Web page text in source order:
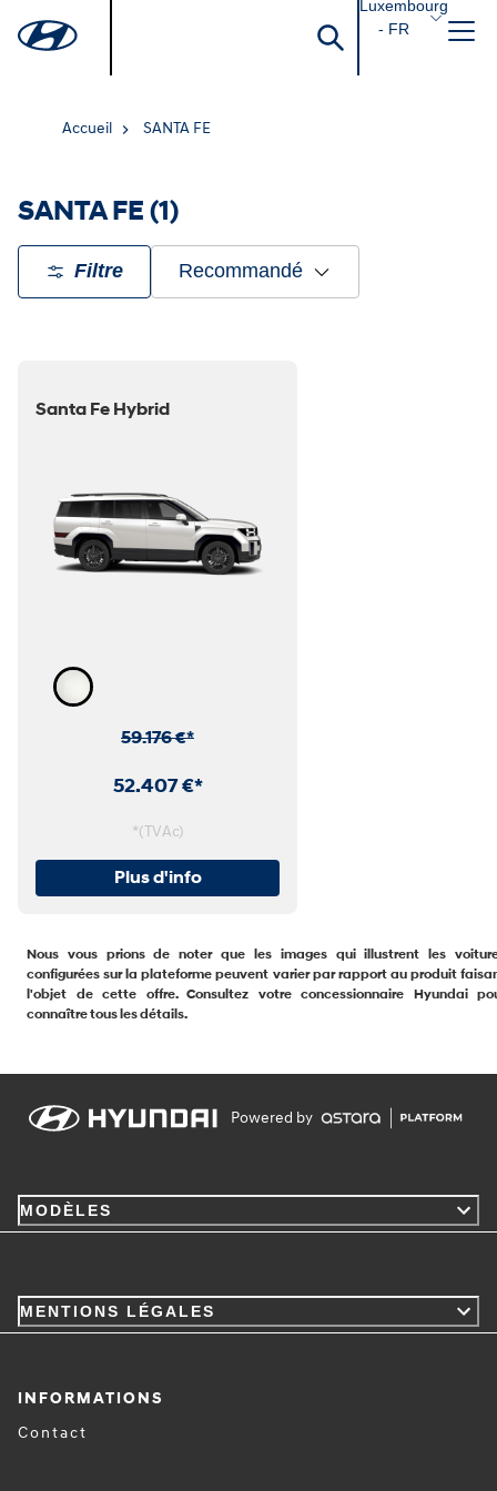
Luxembourg
- FR
Accueil SANTA FE
SANTA FE(1)
Filtre Recommandé
Santa Fe Hybrid
59.176 €*
52.407 €*
*(TVAc)
Plus d'info
Nous vous prions de noter que les images qui illustrent les
configurées sur la plateforme peuvent varier par rapport au produit
l'objet de cette offre. Consultez votre concessionnaire Hyundai
connaître tous les détails.
Powered by
MODÈLES
MENTIONS LÉGALES
INFORMATIONS
Contact